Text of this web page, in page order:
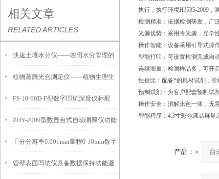
相关文章
RELATED ARTICLES
快速土壤水分仪——农田水分管理的
便携式检测工具
植物蒸腾光合测定仪——植物生理生
态的实时监测设备
FS-10-60D-F型数字凹坑深度仪标配
IP54级表头分辨率0.01mm量程
10mm！
ZHY-2000型数显台式自动测厚仪功能
特点
千分分辨率0.001mm量程0-10mm数字
埋头度仪技术参数！
管壁表面凹坑仪具备数据保持功能避
执行：执行环境HJ535-2009，
检测精准：依据检测研发，广
光源优势：采用冷光源，光学
操作智能：设备采用引导式操
智能打印：可设置检测完成自
连续测量：检测样品多，可开
性价比：配备*的耗材试剂，
预制试剂：为客户配套预制试
操作安全：消解比色一体，无
智能程序：4.3寸彩色液晶屏
产品：